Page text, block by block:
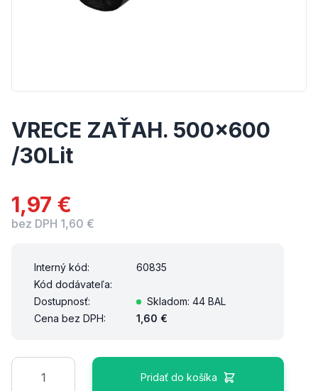
VRECE ZAŤAH. 500x600
/30Lit
1,97 €
bez DPH 1,60 €
Interný kód:
60835
Kód dodávateľa:
Dostupnosť:
Skladom: 44 BAL
Cena bez DPH:
1,60 €
Množstvo
Pridať do košíka